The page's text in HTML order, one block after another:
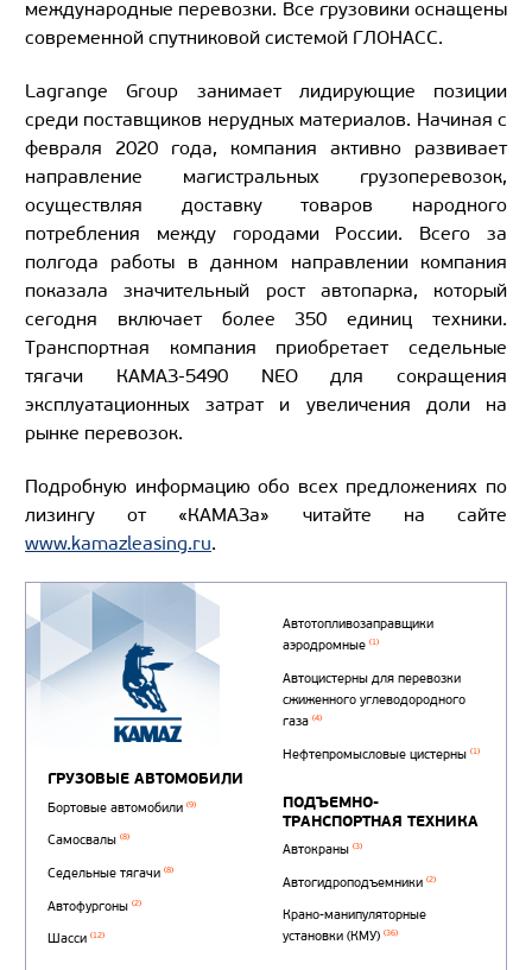
международные перевозки. Все грузовики оснащены
современной спутниковой системой ГЛОНАСС.
Lagrange Group занимает лидирующие позиции
среди поставщиков нерудных материалов. Начиная с
февраля 2020 года, компания активно развивает
направление магистральных грузоперевозок,
осуществляя доставку товаров народного
потребления между городами России. Всего за
полгода работы в данном направлении компания
показала значительный рост автопарка, который
сегодня включает более 350 единиц техники.
Транспортная компания приобретает седельные
тягачи КАМАЗ-5490 NEO для сокращения
эксплуатационных затрат и увеличения доли на
рынке перевозок.
Подробную информацию обо всех предложениях по
лизингу от «КАМАЗа» читайте на сайте
www.kamazleasing.ru.